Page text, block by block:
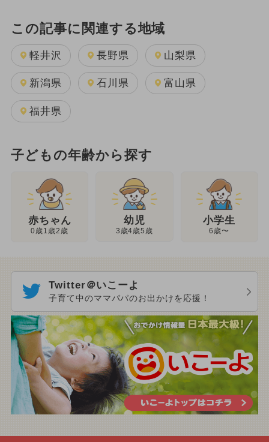
この記事に関連する地域
軽井沢 長野県 山梨県
新潟県 石川県 富山県
福井県
子どもの年齢から探す
赤ちゃん
0歳1歳2歳
幼児
3歳4歳5歳
小学生
6歳〜
Twitter＠いこーよ
子育て中のママパパのお出かけを応援！